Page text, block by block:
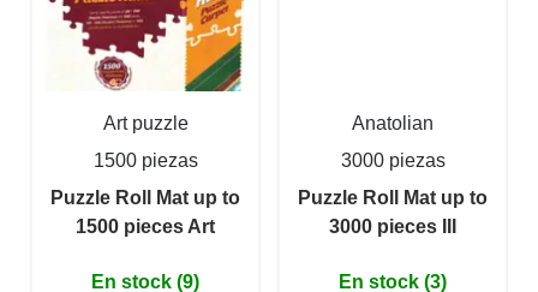
Art puzzle
1500 piezas
Puzzle Roll Mat up to
1500 pieces Art
En stock (9)
Anatolian
3000 piezas
Puzzle Roll Mat up to
3000 pieces III
En stock (3)